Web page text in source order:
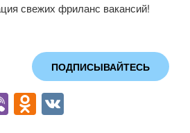
свежих фриланс вакансий!
ПОДПИСЫВАЙТЕСЬ
Vi O